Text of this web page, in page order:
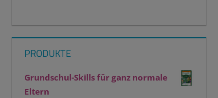
PRODUKTE
Grundschul-Skills für ganz normale
Eltern